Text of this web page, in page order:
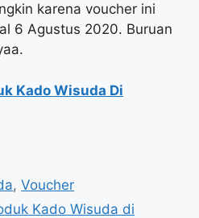
karena voucher ini
6 Agustus 2020. Buruan
Kado Wisuda Di
,Voucher
Kado Wisuda di